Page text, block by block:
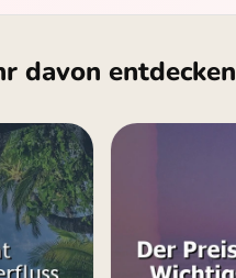
davon entdecken